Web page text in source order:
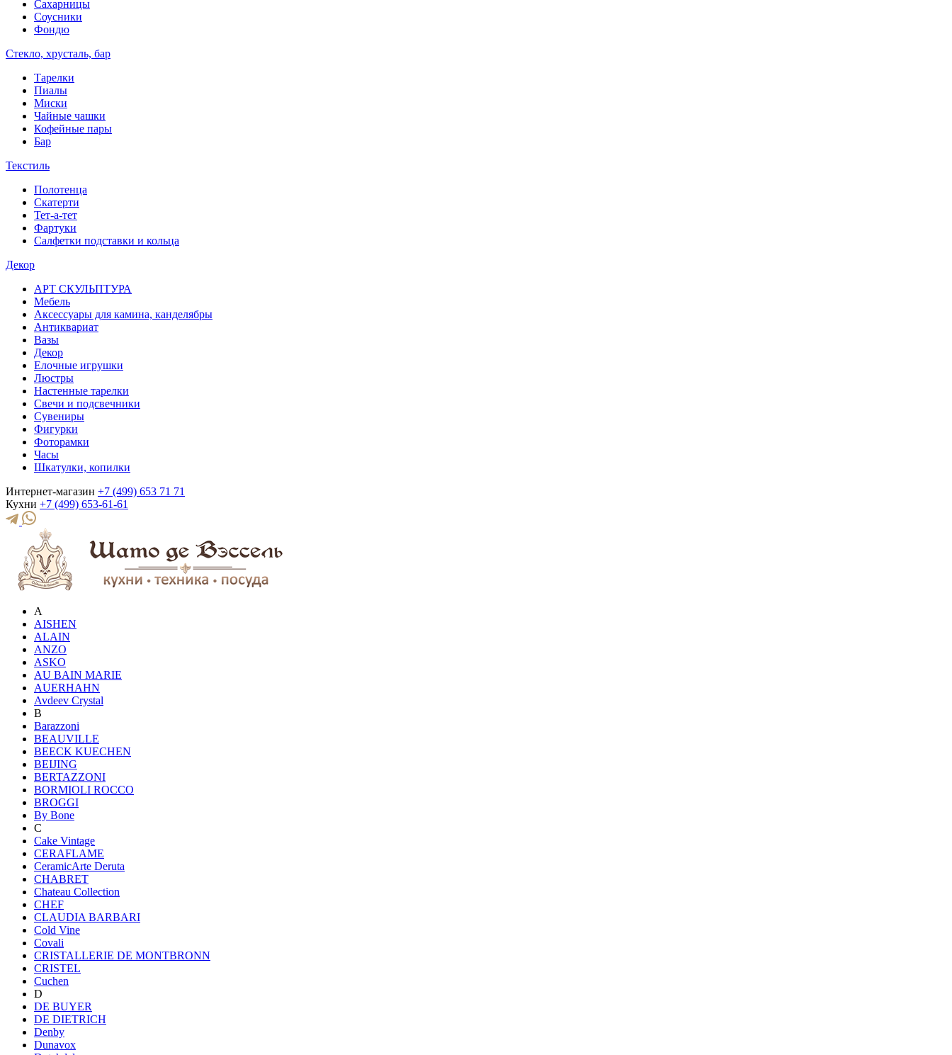
Сахарницы
Соусники
Фондю
Стекло, хрусталь, бар
Тарелки
Пиалы
Миски
Чайные чашки
Кофейные пары
Бар
Текстиль
Полотенца
Скатерти
Тет-а-тет
Фартуки
Салфетки подставки и кольца
Декор
АРТ СКУЛЬПТУРА
Мебель
Аксессуары для камина, канделябры
Антиквариат
Вазы
Декор
Елочные игрушки
Люстры
Настенные тарелки
Свечи и подсвечники
Сувениры
Фигурки
Фоторамки
Часы
Шкатулки, копилки
Интернет-магазин +7 (499) 653 71 71
Кухни +7 (499) 653-61-61
A
AISHEN
ALAIN
ANZO
ASKO
AU BAIN MARIE
AUERHAHN
Avdeev Crystal
B
Barazzoni
BEAUVILLE
BEECK KUECHEN
BEIJING
BERTAZZONI
BORMIOLI ROCCO
BROGGI
By Bone
C
Cake Vintage
CERAFLAME
CeramicArte Deruta
CHABRET
Chateau Collection
CHEF
CLAUDIA BARBARI
Cold Vine
Covali
CRISTALLERIE DE MONTBRONN
CRISTEL
Cuchen
D
DE BUYER
DE DIETRICH
Denby
Dunavox